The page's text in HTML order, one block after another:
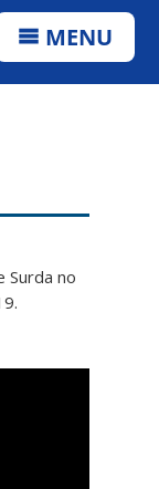
MENU
Surda no